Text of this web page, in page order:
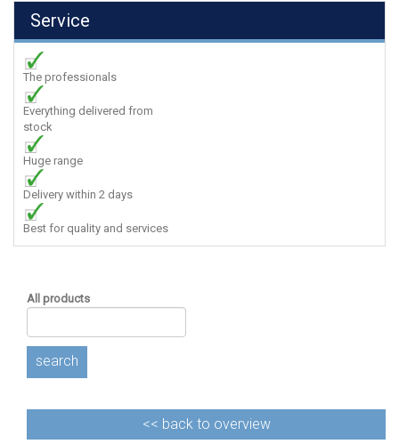
Service
The professionals
Everything delivered from
stock
Huge range
Delivery within 2 days
Best for quality and services
All products
search
<< back to overview